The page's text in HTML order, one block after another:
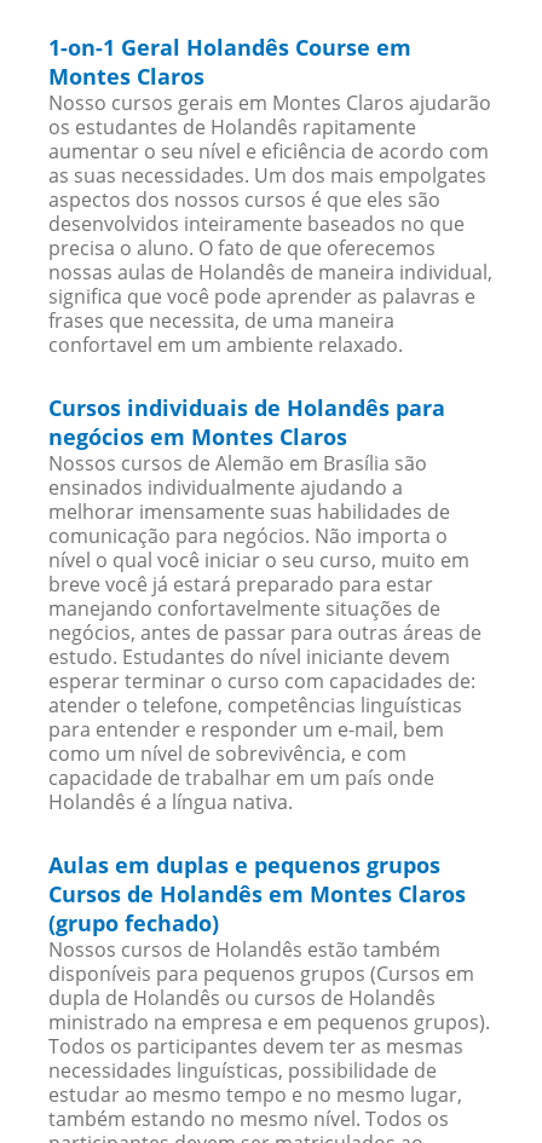
1-on-1 Geral Holandês Course em
Montes Claros
Nosso cursos gerais em Montes Claros ajudarão
os estudantes de Holandês rapitamente
aumentar o seu nível e eficiência de acordo com
as suas necessidades. Um dos mais empolgates
aspectos dos nossos cursos é que eles são
desenvolvidos inteiramente baseados no que
precisa o aluno. O fato de que oferecemos
nossas aulas de Holandês de maneira individual,
significa que você pode aprender as palavras e
frases que necessita, de uma maneira
confortavel em um ambiente relaxado.
Cursos individuais de Holandês para
negócios em Montes Claros
Nossos cursos de Alemão em Brasília são
ensinados individualmente ajudando a
melhorar imensamente suas habilidades de
comunicação para negócios. Não importa o
nível o qual você iniciar o seu curso, muito em
breve você já estará preparado para estar
manejando confortavelmente situações de
negócios, antes de passar para outras áreas de
estudo. Estudantes do nível iniciante devem
esperar terminar o curso com capacidades de:
atender o telefone, competências linguísticas
para entender e responder um e-mail, bem
como um nível de sobrevivência, e com
capacidade de trabalhar em um país onde
Holandês é a língua nativa.
Aulas em duplas e pequenos grupos
Cursos de Holandês em Montes Claros
(grupo fechado)
Nossos cursos de Holandês estão também
disponíveis para pequenos grupos (Cursos em
dupla de Holandês ou cursos de Holandês
ministrado na empresa e em pequenos grupos).
Todos os participantes devem ter as mesmas
necessidades linguísticas, possibilidade de
estudar ao mesmo tempo e no mesmo lugar,
também estando no mesmo nível. Todos os